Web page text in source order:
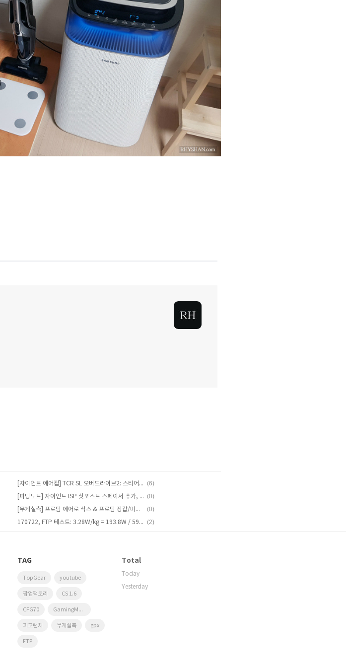
[자이언트 에어캡] TCR SL 오버드라이브2: 스티어러튜브 커팅, AirCap OD2 Expander 설치 (6)
[피팅노트] 자이언트 ISP 싯포스트 스페이서 추가, 안장높이 조절 방법 (0)
[무게실측] 프로팀 에어로 삭스 & 프로팀 장갑/미트/미츠 (0)
170722, FTP 테스트: 3.28W/kg = 193.8W / 59kg (2)
TAG
TopGear youtube
팝업팩토리 CS 1.6
CFG70 GamingMonitor
피고런처 무게실측 gpx
FTP
Total
Today
Yesterday